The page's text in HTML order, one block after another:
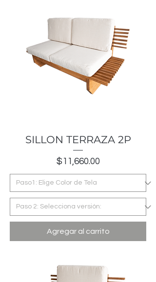
SILLON TERRAZA 2P
Precio
$11,660.00
Agregar al carrito